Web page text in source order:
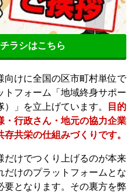
ラシはこちら
向けに全国の区市町村単位で
トフォーム「地域終身サポー
」を立上げています。
目的
・行政さん・地元の協力企業
共栄の仕組みづくりです。
だけでつくり上げるのが本来
けのプラットフォームとな
要となります。その裏方を弊